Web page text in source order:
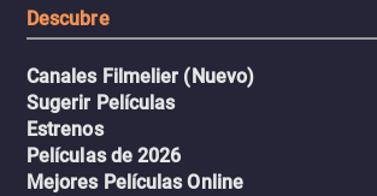
Descubre
Canales Filmelier (Nuevo)
Sugerir Películas
Estrenos
Películas de 2026
Mejores Películas Online